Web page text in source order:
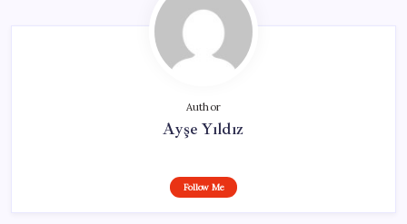
Author
Ayşe Yıldız
Follow Me